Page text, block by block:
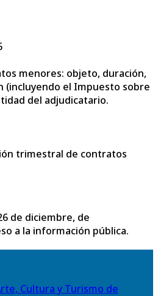
menores: objeto, duración,
(incluyendo el Impuesto sobre
del adjudicatario.
trimestral de contratos
de diciembre, de
a la información pública.